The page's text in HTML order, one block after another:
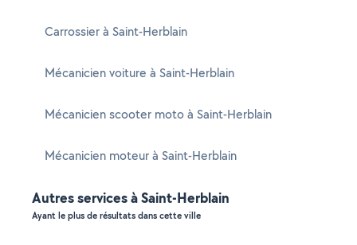
Carrossier à Saint-Herblain
Mécanicien voiture à Saint-Herblain
Mécanicien scooter moto à Saint-Herblain
Mécanicien moteur à Saint-Herblain
Autres services à Saint-Herblain
Ayant le plus de résultats dans cette ville